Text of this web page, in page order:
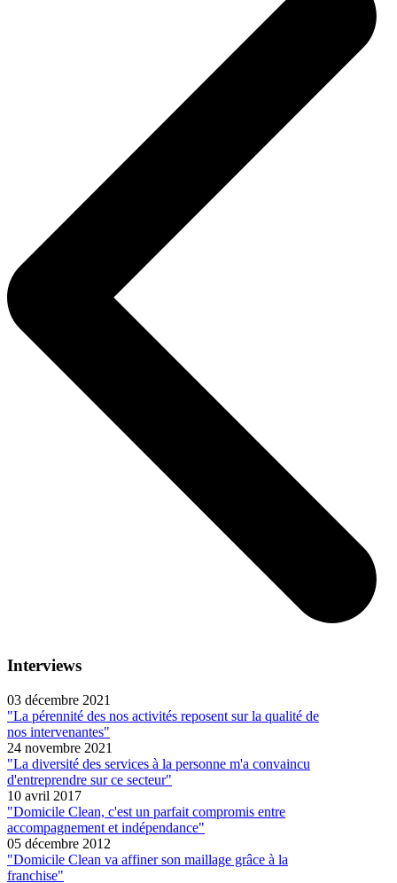
Interviews
03 décembre 2021
"La pérennité des nos activités reposent sur la qualité de
nos intervenantes"
24 novembre 2021
"La diversité des services à la personne m'a convaincu
d'entreprendre sur ce secteur"
10 avril 2017
"Domicile Clean, c'est un parfait compromis entre
accompagnement et indépendance"
05 décembre 2012
"Domicile Clean va affiner son maillage grâce à la
franchise"